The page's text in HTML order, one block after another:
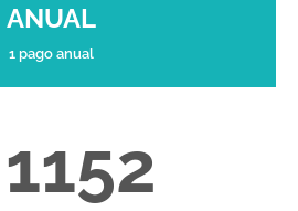
ANUAL
1 pago anual
1152